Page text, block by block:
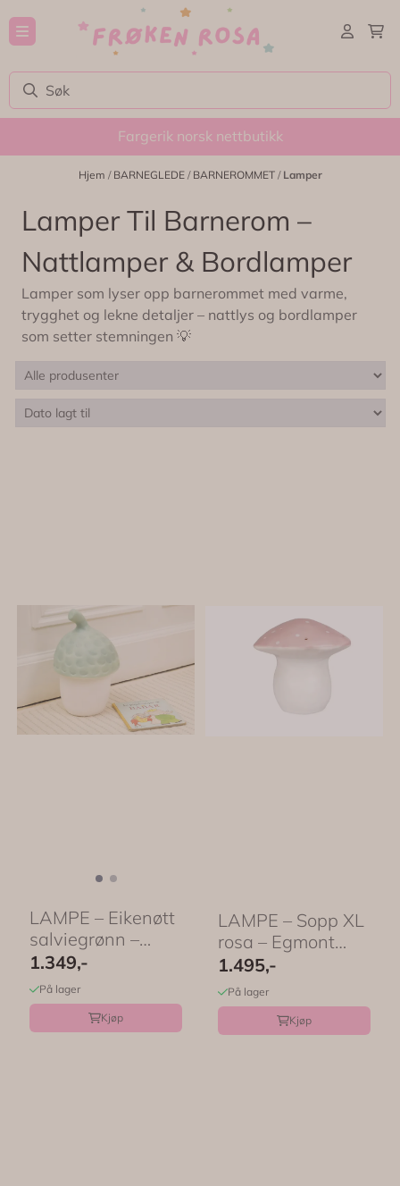
Hopp til innhold
Fargerik norsk nettbutikk
Hjem / BARNEGLEDE / BARNEROMMET / Lamper
Lamper Til Barnerom –
Nattlamper & Bordlamper
Lamper som lyser opp barnerommet med varme,
trygghet og lekne detaljer – nattlys og bordlamper
som setter stemningen 💡
LAMPE – Eikenøtt
salviegrønn –
Egmont Toys
1.349,-
På lager
Kjøp
LAMPE – Sopp XL
rosa – Egmont
Toys
1.495,-
På lager
Kjøp